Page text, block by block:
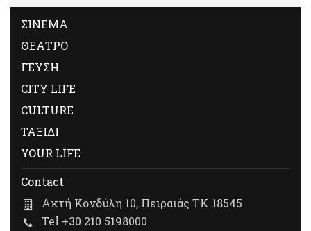
ΣΙΝΕΜΑ
ΘΕΑΤΡΟ
ΓΕΥΣΗ
CITY LIFE
CULTURE
ΤΑΞΙΔΙ
YOUR LIFE
Contact
Ακτή Κονδύλη 10, Πειραιάς ΤΚ 18545
Tel +30 210 5198000